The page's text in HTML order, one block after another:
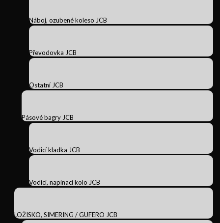
Náboj, ozubené koleso JCB
Převodovka JCB
Ostatní JCB
Pásové bagry JCB
Vodicí kladka JCB
Vodící, napínací kolo JCB
LOŽISKO, SIMERING / GUFERO JCB